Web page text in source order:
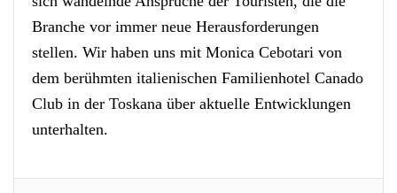
Branche vor immer neue Herausforderungen
stellen. Wir haben uns mit Monica Cebotari von
dem berühmten italienischen Familienhotel Canado
Club in der Toskana über aktuelle Entwicklungen
unterhalten.